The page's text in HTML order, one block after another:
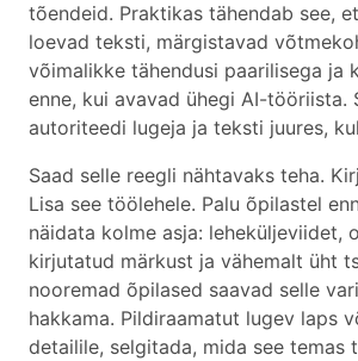
tõendeid. Praktikas tähendab see,
loevad teksti, märgistavad
võimalikke tähendusi paarilisega ja
enne, kui avavad ühegi AI-tööriista.
autoriteedi lugeja ja teksti juures,
Saad selle reegli nähtavaks teha.
Lisa see töölehele. Palu õpilastel
näidata kolme asja: leheküljeviidet,
kirjutatud märkust ja vähemalt üht
nooremad õpilased saavad selle
hakkama. Pildiraamatut lugev laps
detailile, selgitada, mida see temas